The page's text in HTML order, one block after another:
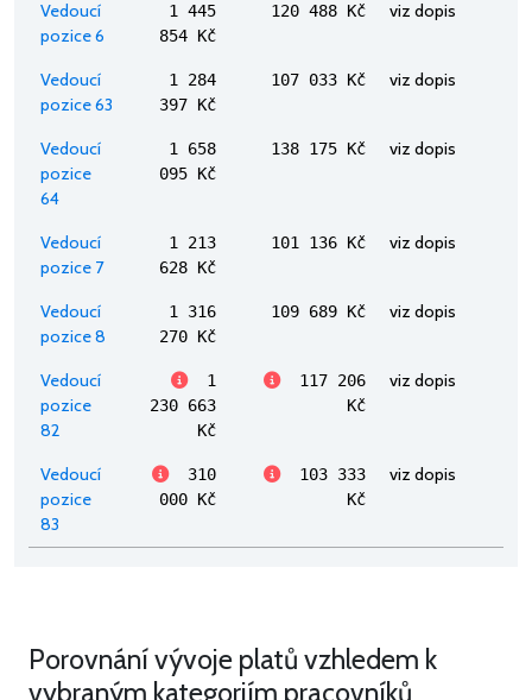
Vedoucí
pozice 6
1 445
854 Kč
120 488 Kč viz dopis
Vedoucí
pozice 63
1 284
397 Kč
107 033 Kč viz dopis
Vedoucí
pozice
64
1 658
095 Kč
138 175 Kč viz dopis
Vedoucí
pozice 7
1 213
628 Kč
101 136 Kč viz dopis
Vedoucí
pozice 8
1 316
270 Kč
109 689 Kč viz dopis
Vedoucí
pozice
82
1
230 663
Kč
117 206
Kč
viz dopis
Vedoucí
pozice
83
310
000 Kč
103 333
Kč
viz dopis
Porovnání vývoje platů vzhledem k
vybraným kategoriím pracovníků